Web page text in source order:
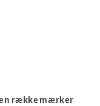
en række mærker